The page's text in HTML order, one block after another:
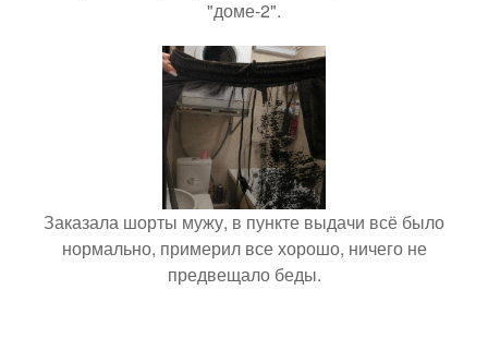
"доме-2".
Заказала шорты мужу, в пункте выдачи всё было
нормально, примерил все хорошо, ничего не
предвещало беды.